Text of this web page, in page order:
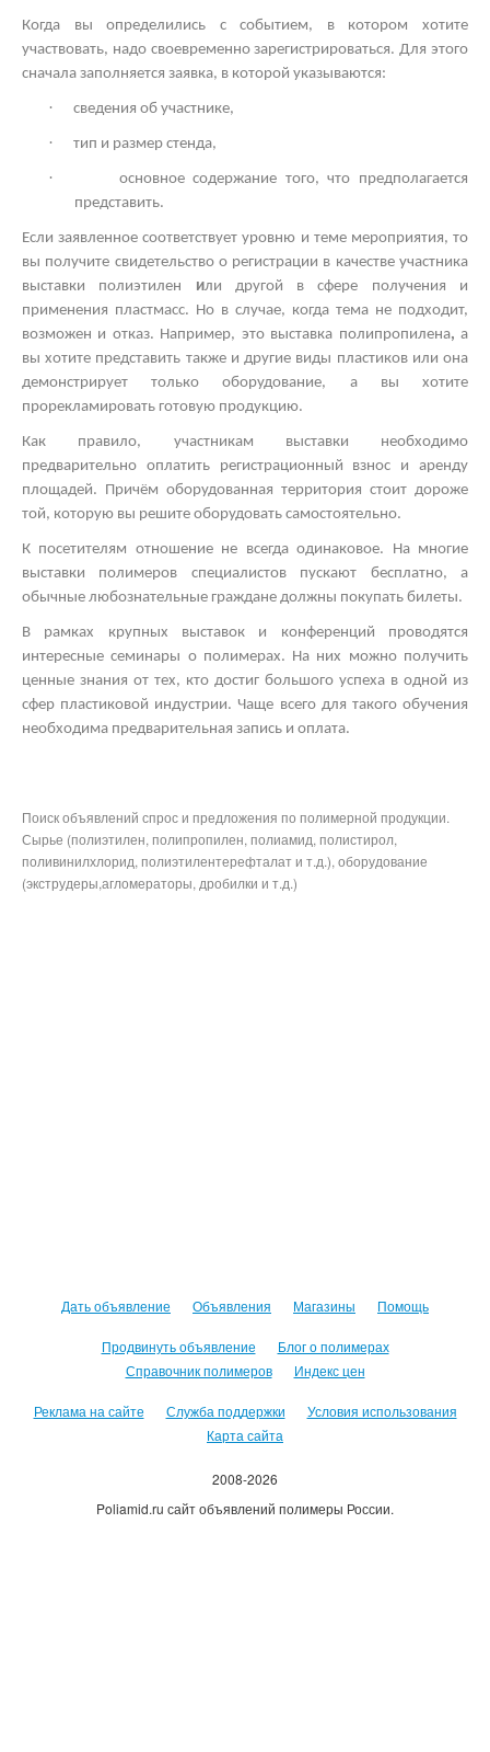
Когда вы определились с событием, в котором хотите
участвовать, надо своевременно зарегистрироваться. Для этого
сначала заполняется заявка, в которой указываются:
· сведения об участнике,
· тип и размер стенда,
·
основное содержание того, что предполагается
представить.
Если заявленное соответствует уровню и теме мероприятия, то
вы получите свидетельство о регистрации в качестве участника
выставки полиэтилен
или другой
в сфере получения и
применения пластмасс. Но в случае, когда тема не подходит,
возможен и отказ. Например, это выставка полипропилена,а
вы хотите представить также и другие виды пластиков или она
демонстрирует только оборудование, а вы хотите
прорекламировать готовую продукцию.
Как правило, участникам выставки необходимо
предварительно оплатить регистрационный взнос и аренду
площадей. Причём оборудованная территория стоит дороже
той, которую вы решите оборудовать самостоятельно.
К посетителям отношение не всегда одинаковое. На многие
выставки полимеров специалистов пускают бесплатно, а
обычные любознательные граждане должны покупать билеты.
В рамках крупных выставок
и конференций проводятся
интересные семинары о полимерах. На них можно получить
ценные знания от тех, кто достиг большого успеха в одной из
сфер пластиковой индустрии. Чаще всего для такого обучения
необходима предварительная запись и оплата.
Поиск объявлений спрос и предложения по полимерной продукции.
Сырье (полиэтилен, полипропилен, полиамид, полистирол,
поливинилхлорид, полиэтилентерефталат и т.д.), оборудование
(экструдеры,агломераторы, дробилки и т.д.)
Дать объявление Объявления Магазины Помощь
Продвинуть объявление
Блог о полимерах
Справочник полимеров
Индекс цен
Реклама на сайте Служба поддержки
Условия использования
Карта сайта
2008-2026
Poliamid.ru сайт объявлений полимеры России.